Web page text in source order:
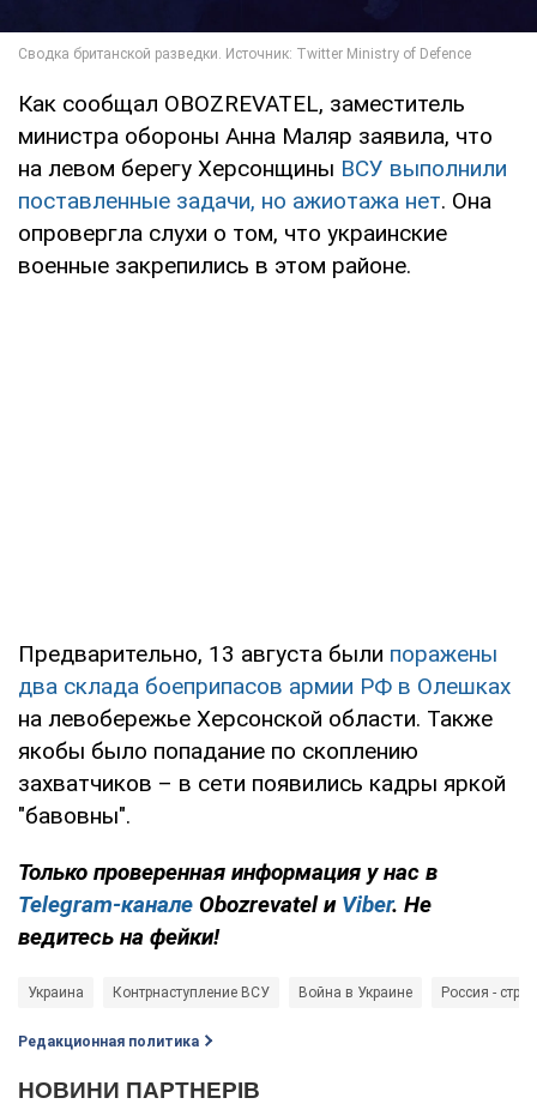
Как сообщал OBOZREVATEL, заместитель
министра обороны Анна Маляр заявила, что
на левом берегу Херсонщины ВСУ выполнили
поставленные задачи, но ажиотажа нет. Она
опровергла слухи о том, что украинские
военные закрепились в этом районе.
Предварительно, 13 августа были поражены
два склада боеприпасов армии РФ в Олешках
на левобережье Херсонской области. Также
якобы было попадание по скоплению
захватчиков – в сети появились кадры яркой
"бавовны".
Только проверенная информация у нас в
Telegram-канале Obozrevatel и Viber. Не
ведитесь на фейки!
Украина Контрнаступление ВСУ Война в Украине Россия -
Редакционная политика